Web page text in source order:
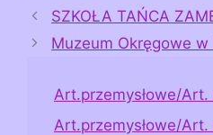
SZKOŁA TAŃCA
Muzeum Okręgowe
Art.przemysłowe/
Art.przemysłowe/